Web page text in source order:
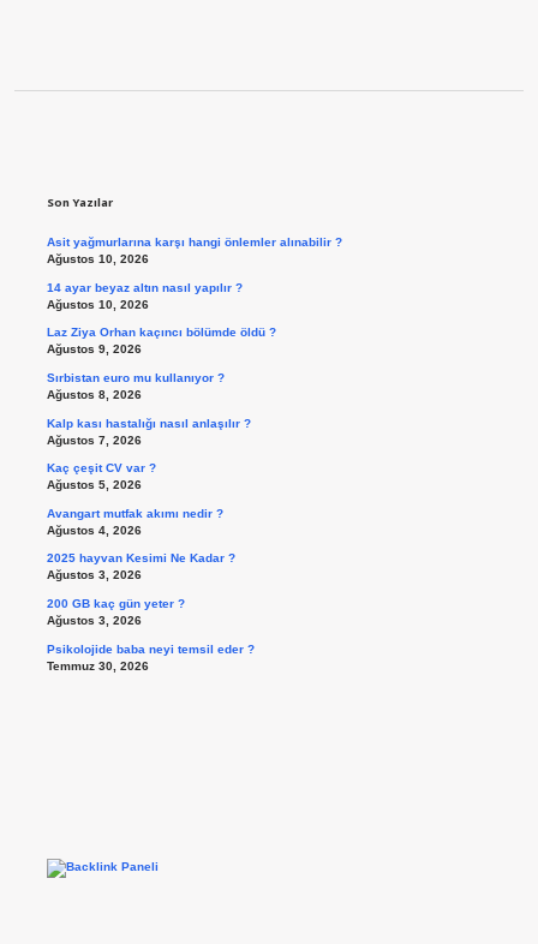
Son Yazılar
Asit yağmurlarına karşı hangi önlemler alınabilir ?
Ağustos 10, 2026
14 ayar beyaz altın nasıl yapılır ?
Ağustos 10, 2026
Laz Ziya Orhan kaçıncı bölümde öldü ?
Ağustos 9, 2026
Sırbistan euro mu kullanıyor ?
Ağustos 8, 2026
Kalp kası hastalığı nasıl anlaşılır ?
Ağustos 7, 2026
Kaç çeşit CV var ?
Ağustos 5, 2026
Avangart mutfak akımı nedir ?
Ağustos 4, 2026
2025 hayvan Kesimi Ne Kadar ?
Ağustos 3, 2026
200 GB kaç gün yeter ?
Ağustos 3, 2026
Psikolojide baba neyi temsil eder ?
Temmuz 30, 2026